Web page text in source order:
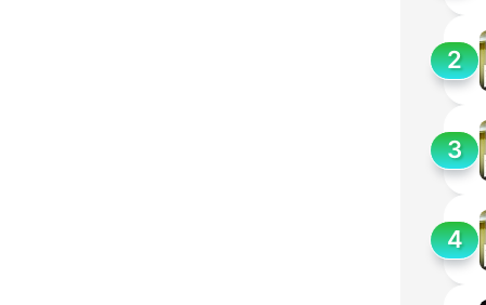
2
3
4